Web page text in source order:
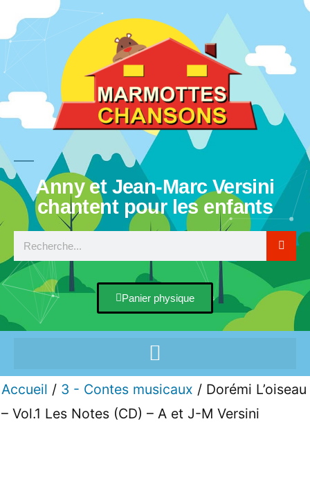
Anny et Jean-Marc Versini
chantent pour les enfants
Panier physique
Accueil / 3 - Contes musicaux / Dorémi L’oiseau
– Vol.1 Les Notes (CD) – A et J-M Versini